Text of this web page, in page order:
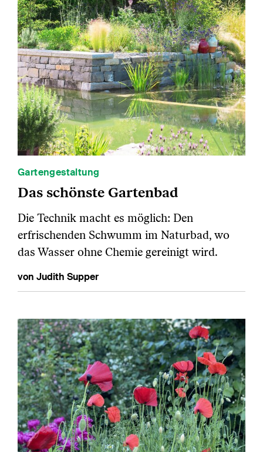
Gartengestaltung
Das schönste Gartenbad
Die Technik macht es möglich: Den
erfrischenden Schwumm im Naturbad, wo
das Wasser ohne Chemie gereinigt wird.
von Judith Supper